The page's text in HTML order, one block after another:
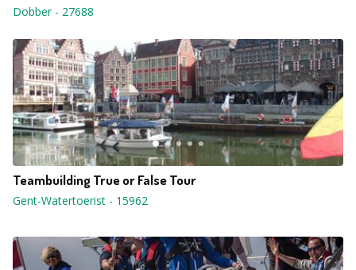
Dobber- 27688
Teambuilding True or False Tour
Gent-Watertoerist - 15962